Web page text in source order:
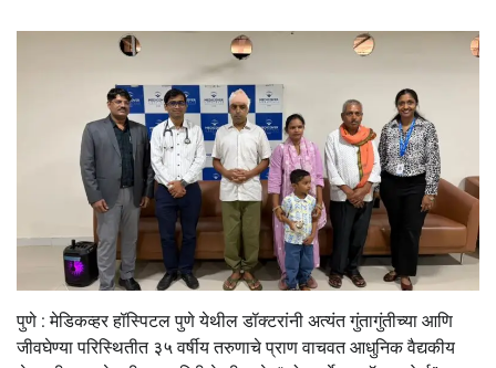
पुणे : मेडिकव्हर हॉस्पिटल पुणे येथील डॉक्टरांनी अत्यंत गुंतागुंतीच्या आणि
जीवघेण्या परिस्थितीत ३५ वर्षीय तरुणाचे प्राण वाचवत आधुनिक वैद्यकीय